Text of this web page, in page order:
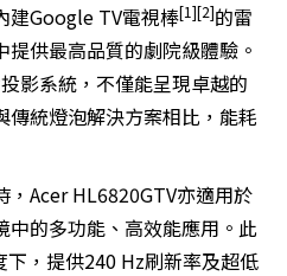
建Google TV電視棒[1][2]的雷
供最高品質的劇院級體驗。
影系統，不僅能呈現卓越的
統燈泡解決方案相比，能耗
Acer HL6820GTV亦適用於
中的多功能、高效能應用。此
，提供240 Hz刷新率及超低